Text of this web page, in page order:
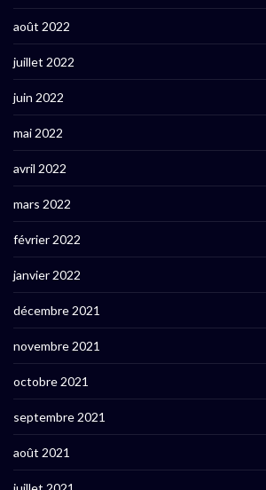
août 2022
juillet 2022
juin 2022
mai 2022
avril 2022
mars 2022
février 2022
janvier 2022
décembre 2021
novembre 2021
octobre 2021
septembre 2021
août 2021